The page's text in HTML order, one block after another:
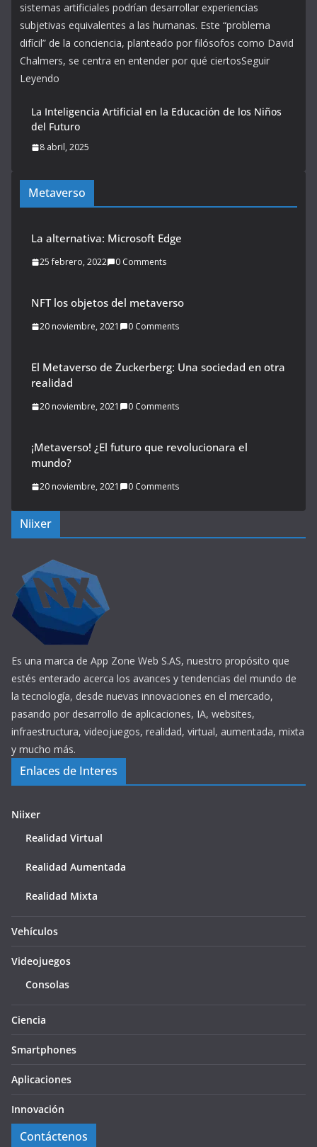
sistemas artificiales podrían desarrollar experiencias
subjetivas equivalentes a las humanas. Este “problema
difícil” de la conciencia, planteado por filósofos como David
Chalmers, se centra en entender por qué ciertosSeguir
Leyendo
La Inteligencia Artificial en la Educación de los Niños
del Futuro
8 abril, 2025
Metaverso
La alternativa: Microsoft Edge
25 febrero, 2022 0 Comments
NFT los objetos del metaverso
20 noviembre, 2021 0 Comments
El Metaverso de Zuckerberg: Una sociedad en otra
realidad
20 noviembre, 2021 0 Comments
¡Metaverso! ¿El futuro que revolucionara el
mundo?
20 noviembre, 2021 0 Comments
Niixer
Es una marca de App Zone Web S.AS, nuestro propósito que
estés enterado acerca los avances y tendencias del mundo de
la tecnología, desde nuevas innovaciones en el mercado,
pasando por desarrollo de aplicaciones, IA, websites,
infraestructura, videojuegos, realidad, virtual, aumentada, mixta
y mucho más.
Enlaces de Interes
Niixer
Realidad Virtual
Realidad Aumentada
Realidad Mixta
Vehículos
Videojuegos
Consolas
Ciencia
Smartphones
Aplicaciones
Innovación
Contáctenos